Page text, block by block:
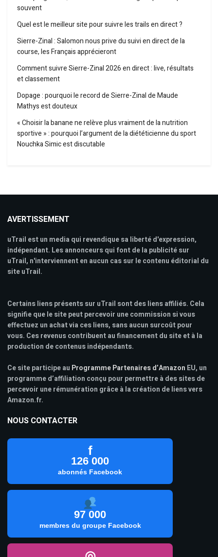
souvent
Quel est le meilleur site pour suivre les trails en direct ?
Sierre-Zinal : Salomon nous prive du suivi en direct de la
course, les Français apprécieront
Comment suivre Sierre-Zinal 2026 en direct : live, résultats
et classement
Dopage : pourquoi le record de Sierre-Zinal de Maude
Mathys est douteux
« Choisir la banane ne relève plus vraiment de la nutrition
sportive » : pourquoi l’argument de la diététicienne du sport
Nouchka Simic est discutable
AVERTISSEMENT
uTrail est un media qui revendique sa liberté d'expression,
indépendant. Les annonceurs qui font de la publicité sur
uTrail, n'interviennent en aucun cas sur le contenu éditorial du
site uTrail.
Certains liens présents sur uTrail sont des liens affiliés. Cela
signifie que le site peut percevoir une commission si vous
effectuez un achat via ces liens, sans aucun surcoût pour
vous. Ces revenus contribuent au financement du site et à la
production de contenus indépendants.
Ce site participe au Programme Partenaires d’Amazon EU, un
programme d’affiliation conçu pour permettre à des sites de
percevoir une rémunération grâce à la création de liens vers
Amazon.fr.
NOUS CONTACTER
f
126 000
abonnés Facebook
97 000
membres du groupe Facebook